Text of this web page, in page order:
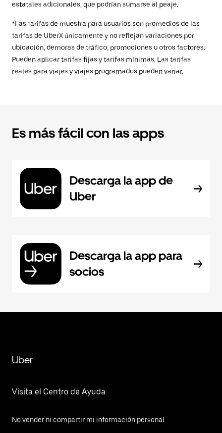
estatales adicionales, que podrían sumarse al peaje.
*Las tarifas de muestra para usuarios son promedios de las
tarifas de UberX únicamente y no reflejan variaciones por
ubicación, demoras de tráfico, promociones u otros factores.
Pueden aplicar tarifas fijas y tarifas mínimas. Las tarifas
reales para viajes y viajes programados pueden variar.
Es más fácil con las apps
Descarga la app de
Uber
Descarga la app para
socios
Uber
Visita el Centro de Ayuda
No vender ni compartir mi información personal